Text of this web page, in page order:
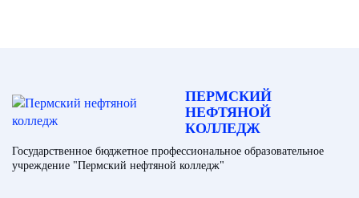
ПЕРМСКИЙ
НЕФТЯНОЙ
КОЛЛЕДЖ
Государственное бюджетное профессиональное образовательное
учреждение "Пермский нефтяной колледж"